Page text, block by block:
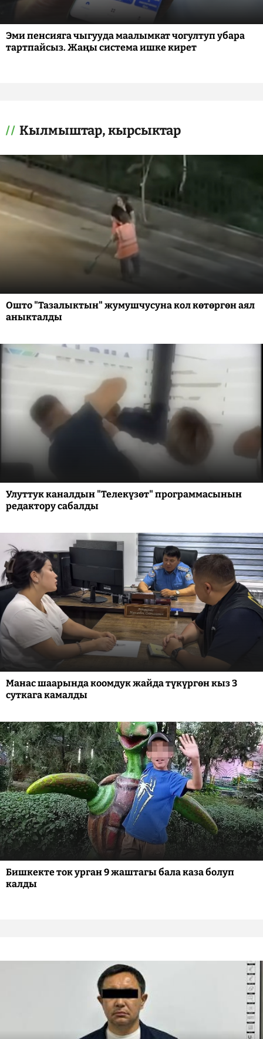
Эми пенсияга чыгууда маалымкат чогултуп убара
тартпайсыз. Жаңы система ишке кирет
Кылмыштар, кырсыктар
Ошто "Тазалыктын" жумушчусуна кол көтөргөн аял
аныкталды
Улуттук каналдын "Телекүзөт" программасынын
редактору сабалды
Манас шаарында коомдук жайда түкүргөн кыз 3
суткага камалды
Бишкекте ток урган 9 жаштагы бала каза болуп
калды